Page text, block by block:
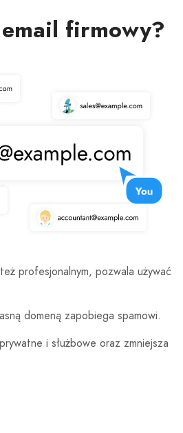
firmowy?
profesjonalnym, pozwala używać
domeną zapobiega spamowi.
i służbowe oraz zmniejsza